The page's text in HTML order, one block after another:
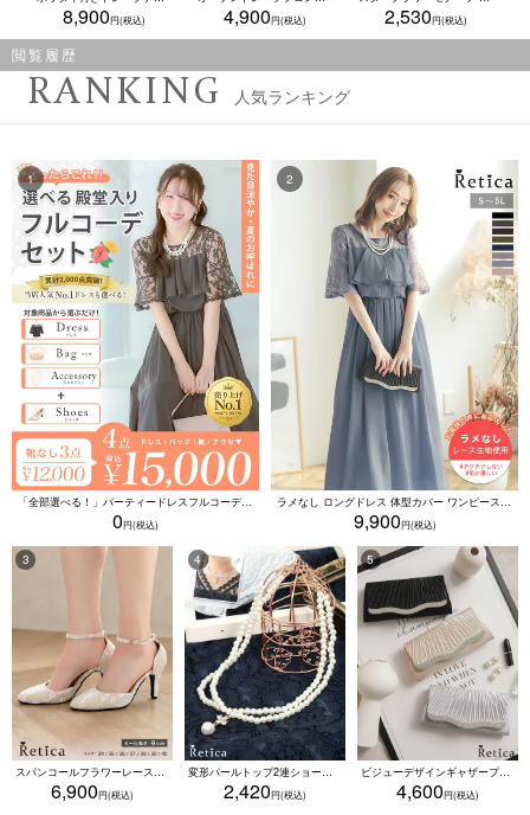
8,900 4,900 2,530
閲覧履歴
RANKING 人気ランキング
「全部選べる！」パーティードレスフルコーデセット (ドレス1点＋バッグ1点＋アクセ1点+靴1足/4点15000円(税込)/靴なしで12000円(税込))
0
ラメなし ロングドレス 体型カバー ワンピース 敏感肌対応 結婚式 二次会 お呼ばれ 大人 上品 (Sサイズ～5Lサイズ)
9,900
スパンコールフラワーレースアンクルストラップハイヒールセパレートパンプス (ベージュ)
6,900
変形パールトップ2連ショートパールネックレス(ホワイト)
2,420
ビジューデザインギャザープリーツ入り2wayバッグ(ベージュ/シルバー/ブラック)
4,600